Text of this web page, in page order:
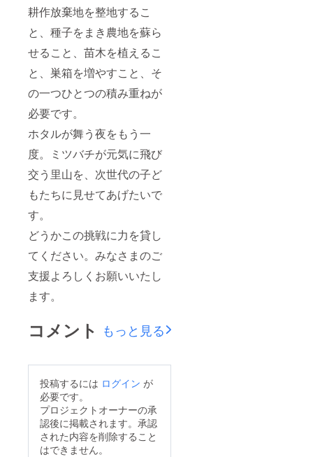
耕作放棄地を整地するこ
と、種子をまき農地を蘇ら
せること、苗木を植えるこ
と、巣箱を増やすこと、そ
の一つひとつの積み重ねが
必要です。
ホタルが舞う夜をもう一
度。ミツバチが元気に飛び
交う里山を、次世代の子ど
もたちに見せてあげたいで
す。
どうかこの挑戦に力を貸し
てください。みなさまのご
支援よろしくお願いいたし
ます。
コメント もっと見る
投稿するには ログイン が
必要です。
プロジェクトオーナーの承
認後に掲載されます。承認
された内容を削除すること
はできません。